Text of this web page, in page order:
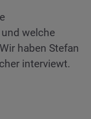
welche
haben Stefan
interviewt.